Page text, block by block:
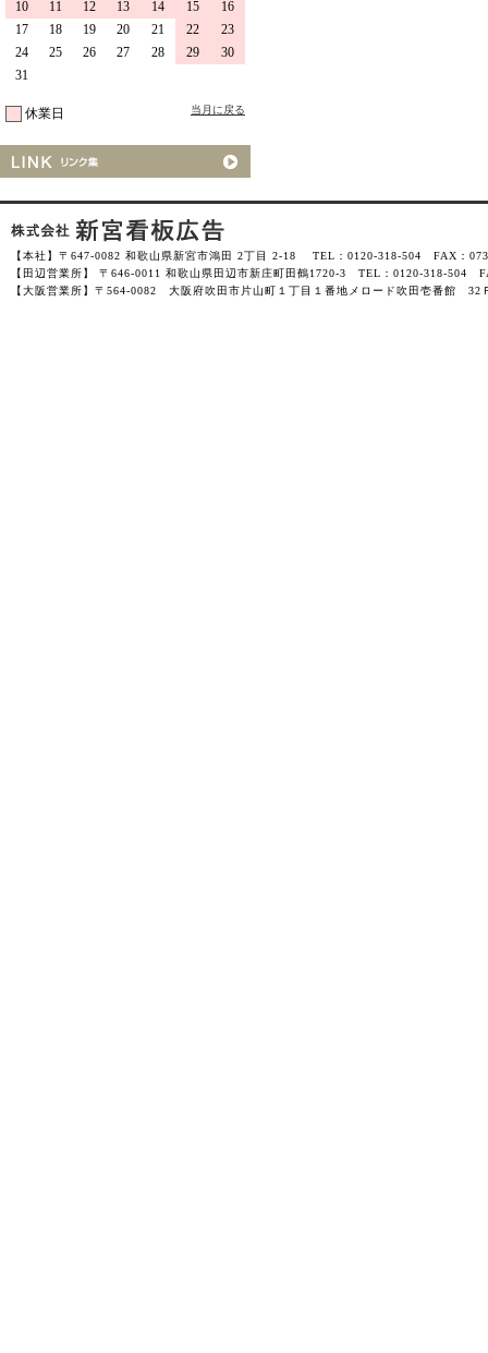
10
11 12 13 14 15
16
17
18 19 20 21 22
23
24
25 26 27 28 29
30
31
休業日 当月に戻る
【本社】〒647-0082 和歌山県新宮市鴻田 2丁目 2-18 TEL：0120-318-504 FAX：
【田辺営業所】 〒646-0011 和歌山県田辺市新庄町田鶴1720-3 TEL：0120-318-504
【大阪営業所】〒564-0082 大阪府吹田市片山町１丁目１番地メロード吹田壱番館